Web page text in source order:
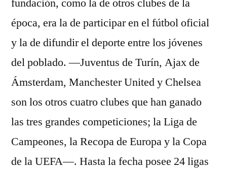
fundación, como la de otros clubes de la
época, era la de participar en el fútbol oficial
y la de difundir el deporte entre los jóvenes
del poblado. —Juventus de Turín, Ajax de
Ámsterdam, Manchester United y Chelsea
son los otros cuatro clubes que han ganado
las tres grandes competiciones; la Liga de
Campeones, la Recopa de Europa y la Copa
de la UEFA—. Hasta la fecha posee 24 ligas